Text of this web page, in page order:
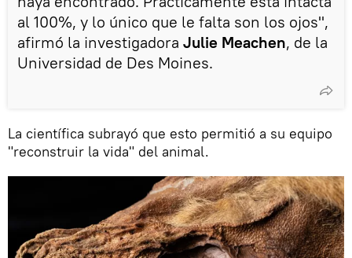
al 100%, y lo único que le falta son los ojos",
afirmó la investigadora Julie Meachen, de la
Universidad de Des Moines.
La científica subrayó que esto permitió a su equipo
"reconstruir la vida" del animal.